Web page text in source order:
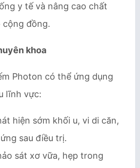
y tế và nâng cao chất
cộng đồng.
khoa
Photon có thể ứng dụng
lĩnh vực:
hiện sớm khối u, vi di căn,
sau điều trị.
sát xơ vữa, hẹp trong